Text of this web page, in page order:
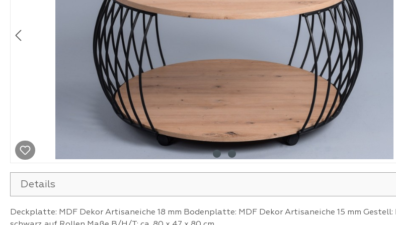
Details
Deckplatte: MDF Dekor Artisaneiche 18 mm Bodenplatte: MDF Dekor Artisaneiche 15 mm